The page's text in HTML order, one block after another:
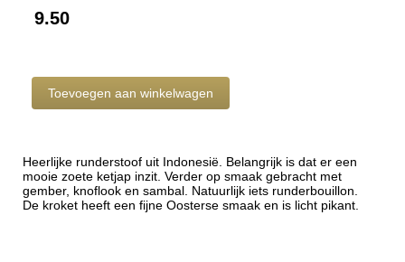
9.50
Heerlijke runderstoof uit Indonesië. Belangrijk is dat er een
mooie zoete ketjap inzit. Verder op smaak gebracht met
gember, knoflook en sambal. Natuurlijk iets runderbouillon.
De kroket heeft een fijne Oosterse smaak en is licht pikant.